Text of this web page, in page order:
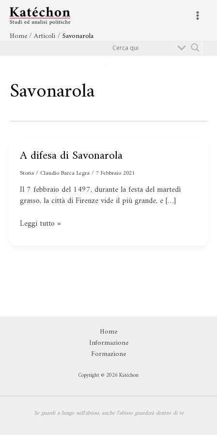
contenuto
Main
Home Articoli Savonarola
Savonarola
A difesa di Savonarola
Storia/ Claudio Barca Legra/ 7 Febbraio 2021
Il 7 febbraio del 1497, durante la festa del martedì
grasso, la città di Firenze vide il più grande, e […]
A
di
Savonarola
Leggi tutto »
Home
Informazione
Formazione
Copyright © 2026 Katéchon
Se guardi a lungo nell'abisso, anche l'abisso guarderà dentro di te